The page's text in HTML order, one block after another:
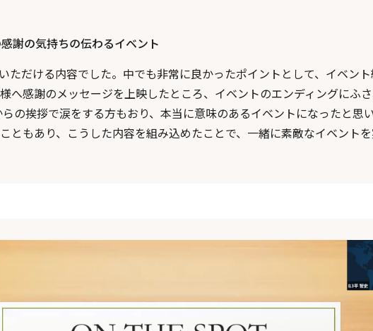
謝の気持ちの伝わるイベント
ただける内容でした。中でも非常に良かったポイントとして、イベン
へ感謝のメッセージを上映したところ、イベントのエンディングにふ
の挨拶で涙をする方もおり、本当に意味のあるイベントになったと思
ともあり、こうした内容を組み込めたことで、一緒に素敵なイベント